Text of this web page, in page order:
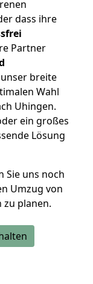
dass ihre
Partner
breite
Wahl
Uhingen.
ein großes
Lösung
Sie uns noch
Umzug von
zu planen.